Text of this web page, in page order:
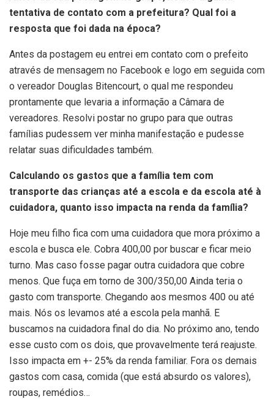
tentativa de contato com a prefeitura? Qual foi a
resposta que foi dada na época?
Antes da postagem eu entrei em contato com o prefeito
através de mensagem no Facebook e logo em seguida com
o vereador Douglas Bitencourt, o qual me respondeu
prontamente que levaria a informação a Câmara de
vereadores. Resolvi postar no grupo para que outras
famílias pudessem ver minha manifestação e pudesse
relatar suas dificuldades também.
Calculando os gastos que a família tem com
transporte das crianças até a escola e da escola até à
cuidadora, quanto isso impacta na renda da família?
Hoje meu filho fica com uma cuidadora que mora próximo a
escola e busca ele. Cobra 400,00 por buscar e ficar meio
turno. Mas caso fosse pagar outra cuidadora que cobre
menos. Que fuça em torno de 300/350,00 Ainda teria o
gasto com transporte. Chegando aos mesmos 400 ou até
mais. Nós os levamos até a escola pela manhã. E
buscamos na cuidadora final do dia. No próximo ano, tendo
esse custo com os dois, que provavelmente terá reajuste.
Isso impacta em +- 25% da renda familiar. Fora os demais
gastos com casa, comida (que está absurdo os valores),
roupas, remédios…